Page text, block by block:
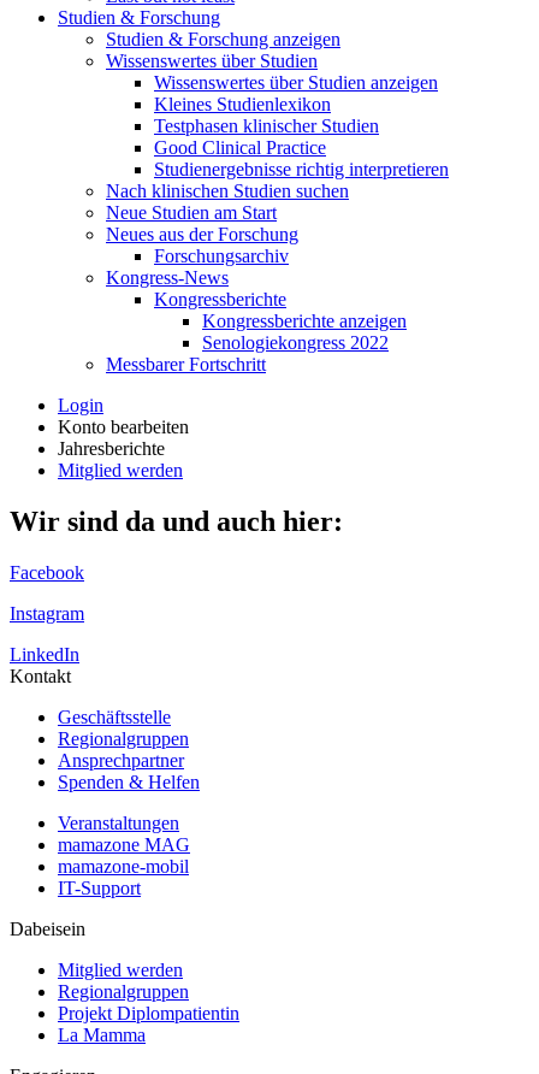
Studien & Forschung
Studien & Forschung anzeigen
Wissenswertes über Studien
Wissenswertes über Studien anzeigen
Kleines Studienlexikon
Testphasen klinischer Studien
Good Clinical Practice
Studienergebnisse richtig interpretieren
Nach klinischen Studien suchen
Neue Studien am Start
Neues aus der Forschung
Forschungsarchiv
Kongress-News
Kongressberichte
Kongressberichte anzeigen
Senologiekongress 2022
Messbarer Fortschritt
Login
Konto bearbeiten
Jahresberichte
Mitglied werden
Wir sind da und auch hier:
Facebook
Instagram
LinkedIn
Kontakt
Geschäftsstelle
Regionalgruppen
Ansprechpartner
Spenden & Helfen
Veranstaltungen
mamazone MAG
mamazone-mobil
IT-Support
Dabeisein
Mitglied werden
Regionalgruppen
Projekt Diplompatientin
La Mamma